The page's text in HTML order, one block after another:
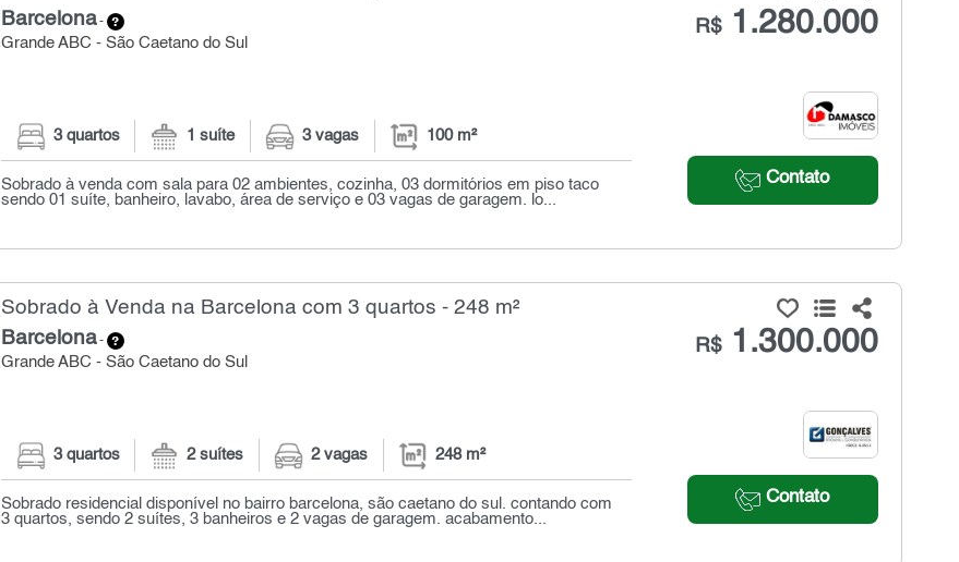
Barcelona-
Grande ABC - São Caetano do Sul
R$1.280.000
Contato
3 quartos 1 suíte 3 vagas 100 m²
Sobrado à venda com sala para 02 ambientes, cozinha, 03 dormitórios em piso taco
sendo 01 suíte, banheiro, lavabo, área de serviço e 03 vagas de garagem. lo...
Sobrado à Venda na Barcelona com 3 quartos - 248 m²
Barcelona-
Grande ABC - São Caetano do Sul
R$1.300.000
Contato
3 quartos 2 suítes 2 vagas 248 m²
Sobrado residencial disponível no bairro barcelona, são caetano do sul. contando com
3 quartos, sendo 2 suítes, 3 banheiros e 2 vagas de garagem. acabamento...